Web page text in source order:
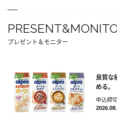
プレゼント＆モニター
良質な
める。
申込締